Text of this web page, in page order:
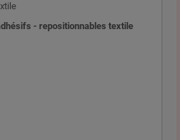
- repositionnables textile